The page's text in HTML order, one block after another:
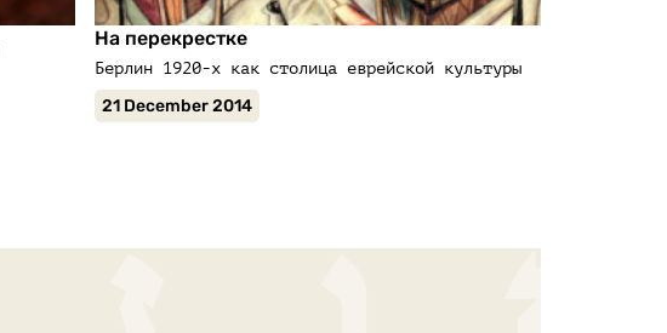
На перекрестке
Берлин 1920-х как столица еврейской культуры
21 December 2014